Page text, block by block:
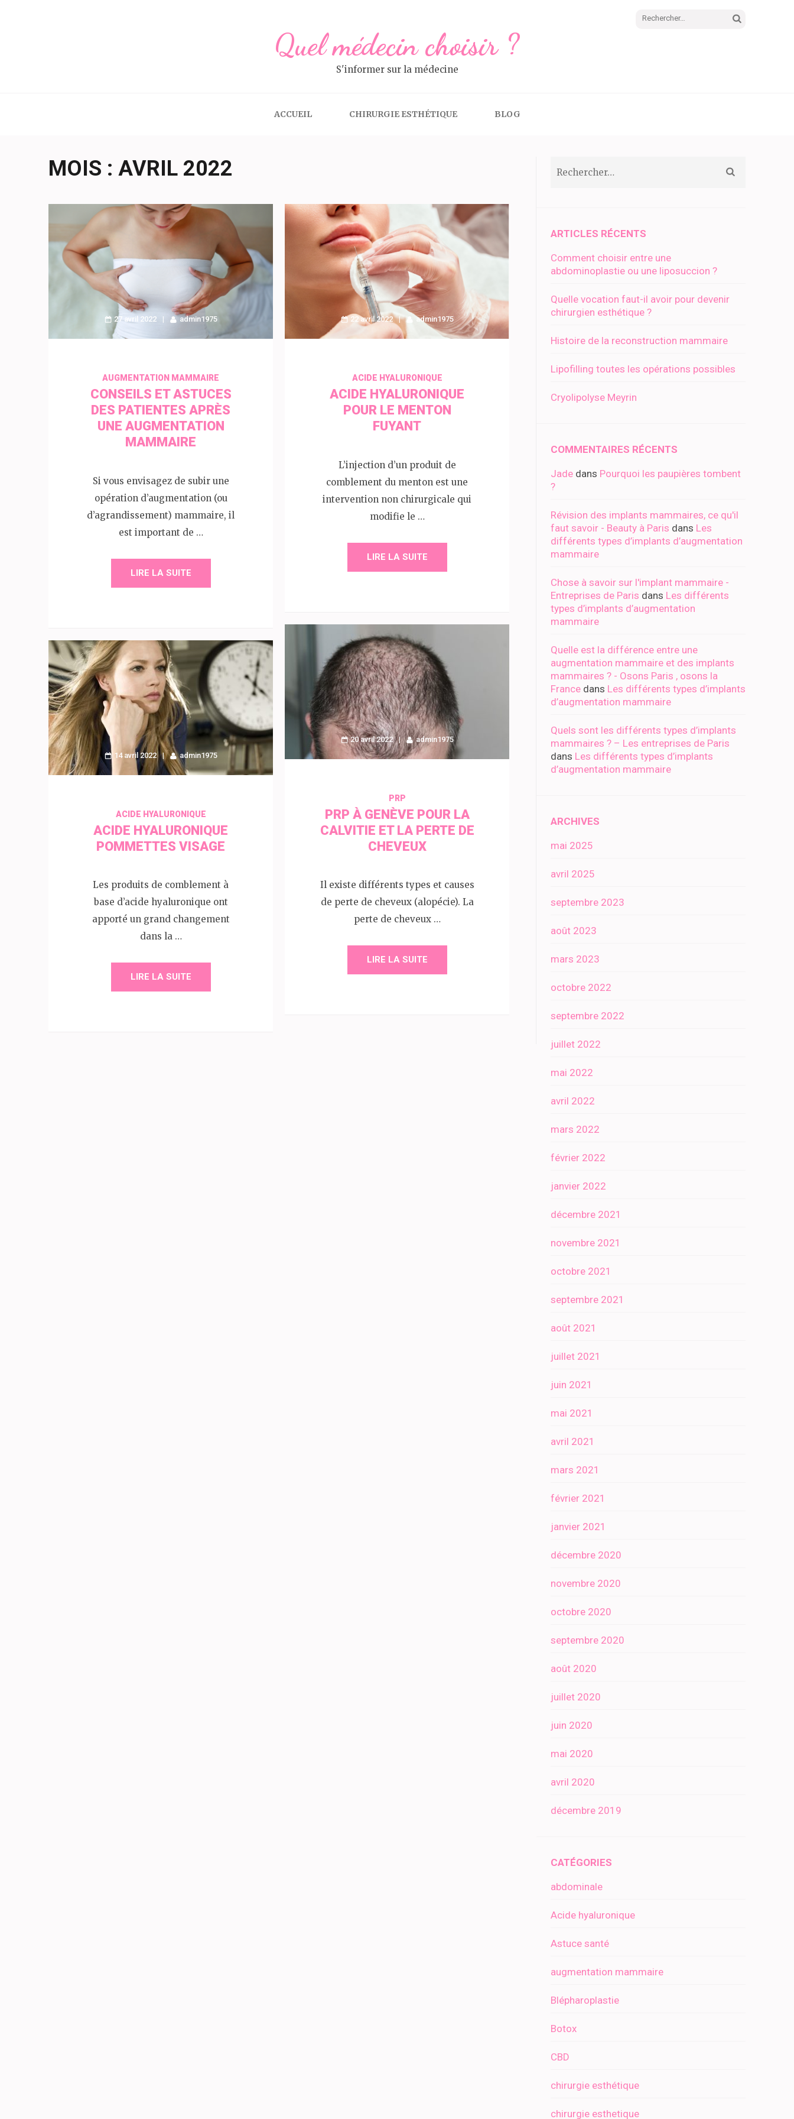
Rechercher :
Quel médecin choisir ?
S'informer sur la médecine
ACCUEIL CHIRURGIE ESTHÉTIQUE BLOG
MOIS : AVRIL 2022
27 avril 2022 admin1975
AUGMENTATION MAMMAIRE
CONSEILS ET ASTUCES
DES PATIENTES APRÈS
UNE AUGMENTATION
MAMMAIRE
Si vous envisagez de subir une
opération d’augmentation (ou
d’agrandissement) mammaire, il
est important de …
LIRE LA SUITE
22 avril 2022 admin1975
ACIDE HYALURONIQUE
ACIDE HYALURONIQUE
POUR LE MENTON
FUYANT
L’injection d’un produit de
comblement du menton est une
intervention non chirurgicale qui
modifie le …
LIRE LA SUITE
20 avril 2022 admin1975
PRP
PRP À GENÈVE POUR LA
CALVITIE ET LA PERTE DE
CHEVEUX
Il existe différents types et causes
de perte de cheveux (alopécie). La
perte de cheveux …
LIRE LA SUITE
14 avril 2022 admin1975
ACIDE HYALURONIQUE
ACIDE HYALURONIQUE
POMMETTES VISAGE
Les produits de comblement à
base d’acide hyaluronique ont
apporté un grand changement
dans la …
LIRE LA SUITE
Rechercher :
ARTICLES RÉCENTS
Comment choisir entre une
abdominoplastie ou une liposuccion ?
Quelle vocation faut-il avoir pour devenir
chirurgien esthétique ?
Histoire de la reconstruction mammaire
Lipofilling toutes les opérations possibles
Cryolipolyse Meyrin
COMMENTAIRES RÉCENTS
Jade dans Pourquoi les paupières tombent
?
Révision des implants mammaires, ce qu'il
faut savoir - Beauty à Paris dans Les
différents types d’implants d’augmentation
mammaire
Chose à savoir sur l'implant mammaire -
Entreprises de Paris dans Les différents
types d’implants d’augmentation
mammaire
Quelle est la différence entre une
augmentation mammaire et des implants
mammaires ? - Osons Paris , osons la
France dans Les différents types d’implants
d’augmentation mammaire
Quels sont les différents types d’implants
mammaires ? – Les entreprises de Paris
dans Les différents types d’implants
d’augmentation mammaire
ARCHIVES
mai 2025
avril 2025
septembre 2023
août 2023
mars 2023
octobre 2022
septembre 2022
juillet 2022
mai 2022
avril 2022
mars 2022
février 2022
janvier 2022
décembre 2021
novembre 2021
octobre 2021
septembre 2021
août 2021
juillet 2021
juin 2021
mai 2021
avril 2021
mars 2021
février 2021
janvier 2021
décembre 2020
novembre 2020
octobre 2020
septembre 2020
août 2020
juillet 2020
juin 2020
mai 2020
avril 2020
décembre 2019
CATÉGORIES
abdominale
Acide hyaluronique
Astuce santé
augmentation mammaire
Blépharoplastie
Botox
CBD
chirurgie esthétique
chirurgie esthetique